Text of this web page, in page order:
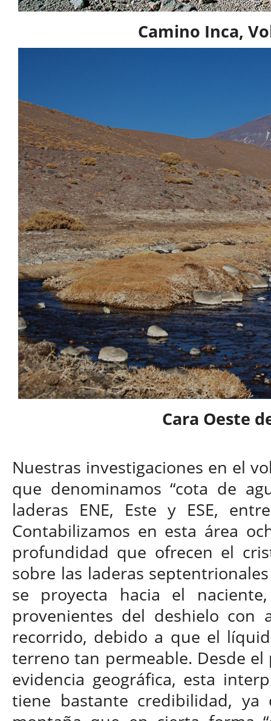
Camino Inca,
Cara Oeste
Nuestras investigaciones en el
que denominamos “cota de
laderas ENE, Este y ESE,
Contabilizamos en esta área
profundidad que ofrecen el
sobre las laderas
se proyecta hacia el
provenientes del deshielo con
recorrido, debido a que el
terreno tan permeable. Desde
evidencia geográfica, esta
tiene bastante credibilidad,